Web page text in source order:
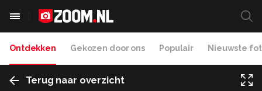
Ontdekken Gekozen door ons Populair Nieuwste
Terug naar overzicht